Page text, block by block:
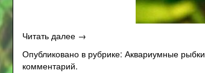
Читать далее «Нотобранхиус
(Nothobranchius
→
Опубликовано в рубрике: Аквариумные рыбки
комментарий.